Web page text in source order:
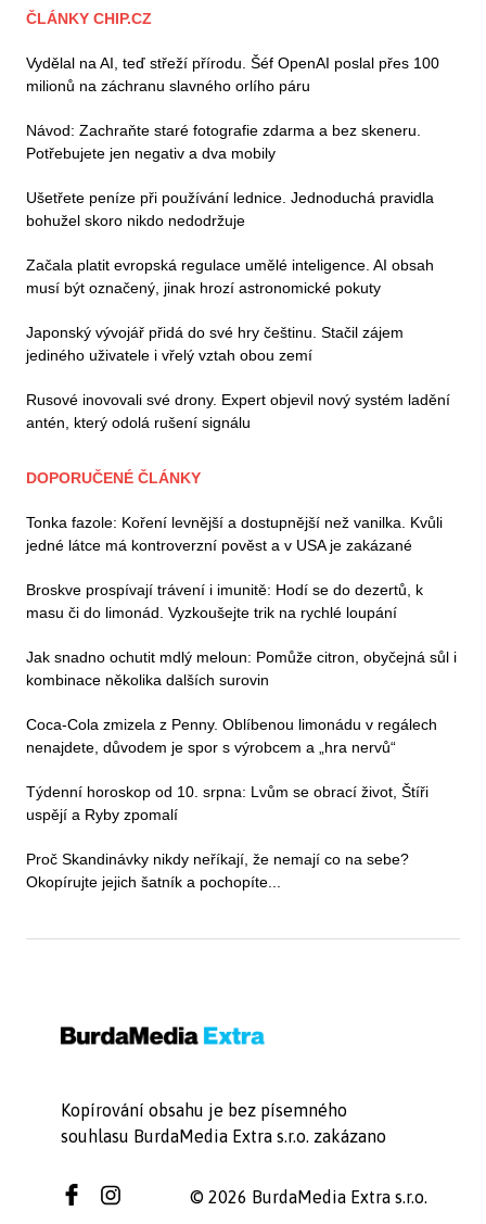
ČLÁNKY CHIP.CZ
Vydělal na AI, teď střeží přírodu. Šéf OpenAI poslal přes 100
milionů na záchranu slavného orlího páru
Návod: Zachraňte staré fotografie zdarma a bez skeneru.
Potřebujete jen negativ a dva mobily
Ušetřete peníze při používání lednice. Jednoduchá pravidla
bohužel skoro nikdo nedodržuje
Začala platit evropská regulace umělé inteligence. AI obsah
musí být označený, jinak hrozí astronomické pokuty
Japonský vývojář přidá do své hry češtinu. Stačil zájem
jediného uživatele i vřelý vztah obou zemí
Rusové inovovali své drony. Expert objevil nový systém ladění
antén, který odolá rušení signálu
DOPORUČENÉ ČLÁNKY
Tonka fazole: Koření levnější a dostupnější než vanilka. Kvůli
jedné látce má kontroverzní pověst a v USA je zakázané
Broskve prospívají trávení i imunitě: Hodí se do dezertů, k
masu či do limonád. Vyzkoušejte trik na rychlé loupání
Jak snadno ochutit mdlý meloun: Pomůže citron, obyčejná sůl i
kombinace několika dalších surovin
Coca-Cola zmizela z Penny. Oblíbenou limonádu v regálech
nenajdete, důvodem je spor s výrobcem a „hra nervů“
Týdenní horoskop od 10. srpna: Lvům se obrací život, Štíři
uspějí a Ryby zpomalí
Proč Skandinávky nikdy neříkají, že nemají co na sebe?
Okopírujte jejich šatník a pochopíte...
Kopírování obsahu je bez písemného
souhlasu BurdaMedia Extra s.r.o. zakázano
© 2026 BurdaMedia Extra s.r.o.